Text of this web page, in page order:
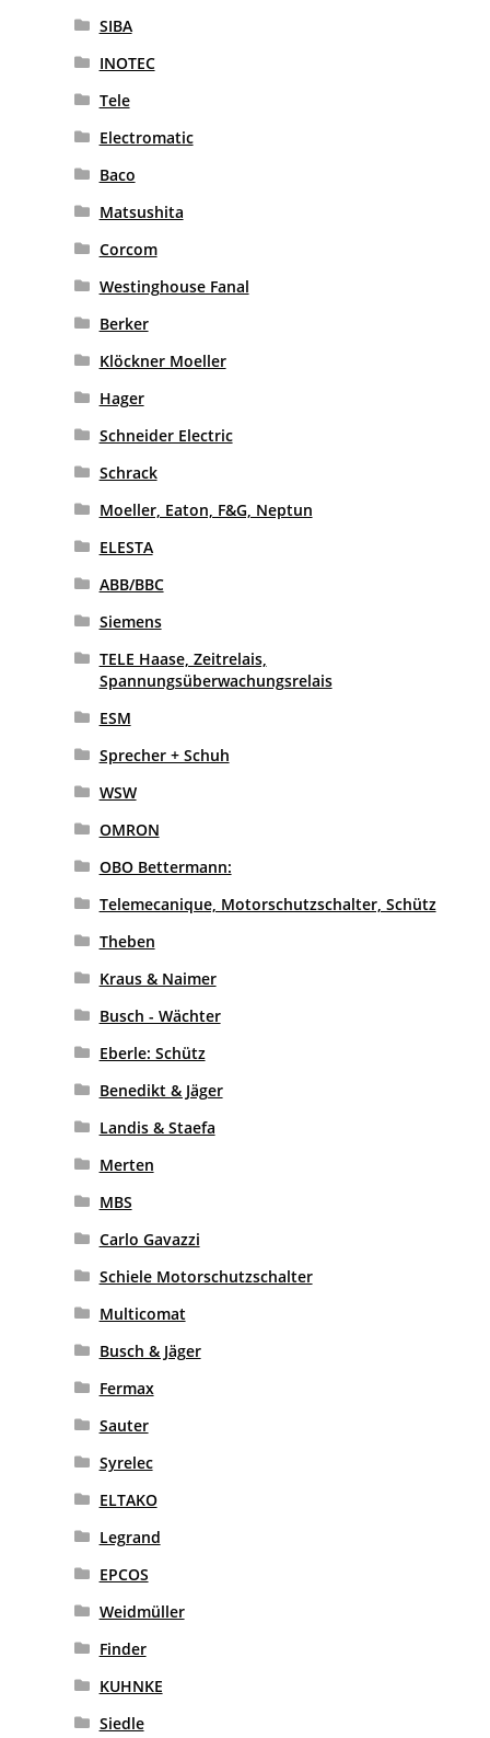
SIBA
INOTEC
Tele
Electromatic
Baco
Matsushita
Corcom
Westinghouse Fanal
Berker
Klöckner Moeller
Hager
Schneider Electric
Schrack
Moeller, Eaton, F&G, Neptun
ELESTA
ABB/BBC
Siemens
TELE Haase, Zeitrelais,
Spannungsüberwachungsrelais
ESM
Sprecher + Schuh
WSW
OMRON
OBO Bettermann:
Telemecanique, Motorschutzschalter, Schütz
Theben
Kraus & Naimer
Busch - Wächter
Eberle: Schütz
Benedikt & Jäger
Landis & Staefa
Merten
MBS
Carlo Gavazzi
Schiele Motorschutzschalter
Multicomat
Busch & Jäger
Fermax
Sauter
Syrelec
ELTAKO
Legrand
EPCOS
Weidmüller
Finder
KUHNKE
Siedle